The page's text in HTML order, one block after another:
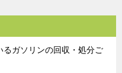
るガソリンの回収・処分ご